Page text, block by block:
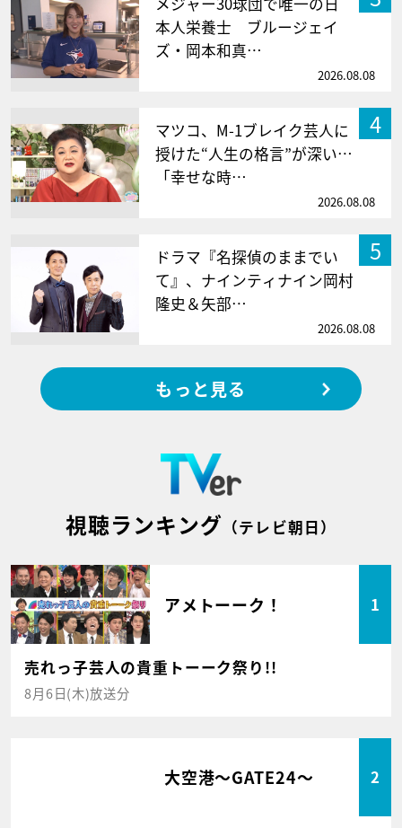
本人栄養士 ブルージェイ
ズ・岡本和真…
2026.08.08
4
マツコ、M-1ブレイク芸人に
授けた“人生の格言”が深い…
「幸せな時…
2026.08.08
5
ドラマ『名探偵のままでい
て』、ナインティナイン岡村
隆史＆矢部…
2026.08.08
もっと見る
視聴ランキング （テレビ朝日）
アメトーーク！ 1
売れっ子芸人の貴重トーーク祭り!!
8月6日(木)放送分
大空港～GATE24～ 2